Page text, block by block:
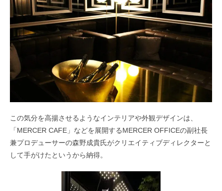
この気分を高揚させるようなインテリアや外観デザインは、
「MERCER CAFE」などを展開するMERCER OFFICEの副社長
兼プロデューサーの森野成貴氏がクリエイティブディレクターと
して手がけたというから納得。